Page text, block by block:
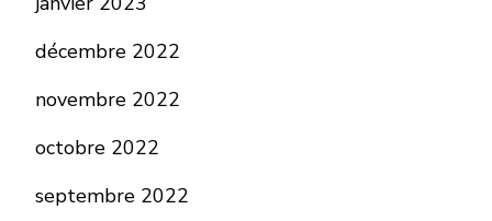
décembre 2022
novembre 2022
octobre 2022
septembre 2022